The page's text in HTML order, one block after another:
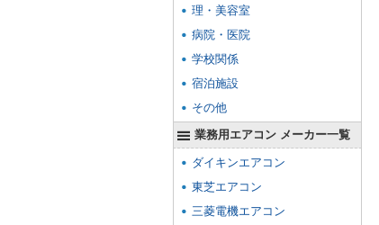
理・美容室
病院・医院
学校関係
宿泊施設
その他
業務用エアコン メーカー一覧
ダイキンエアコン
東芝エアコン
三菱電機エアコン